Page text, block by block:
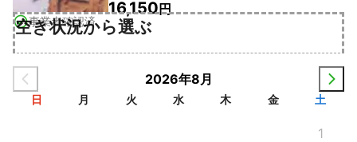
事業者確認済
16,150円
空き状況から選ぶ
2026年8月
日 月 火 水 木 金 土
1